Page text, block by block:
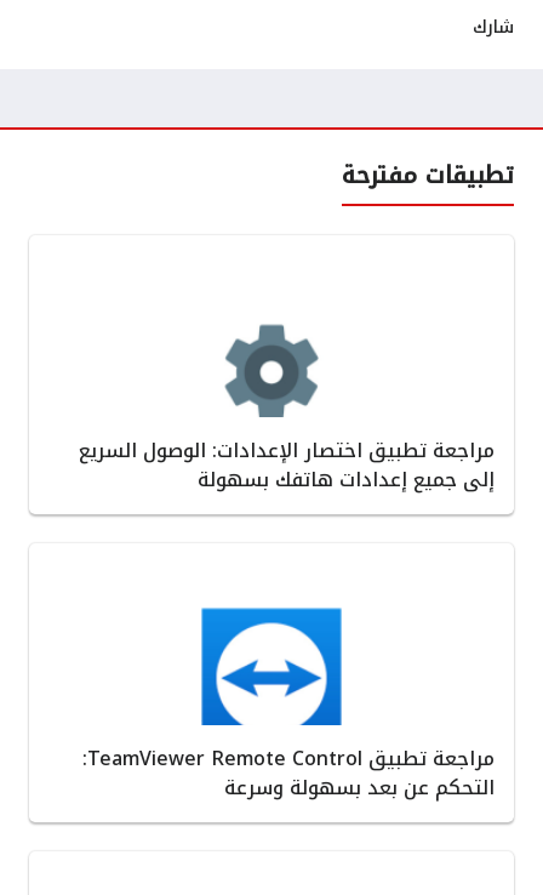
شارك
تطبيقات مفترحة
مراجعة تطبيق اختصار الإعدادات: الوصول السريع
إلى جميع إعدادات هاتفك بسهولة
مراجعة تطبيق TeamViewer Remote Control:
التحكم عن بعد بسهولة وسرعة